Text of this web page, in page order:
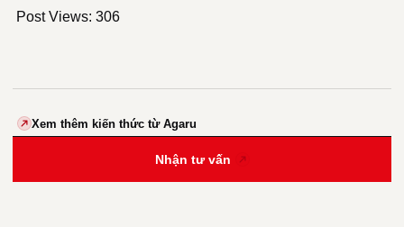
Post Views: 306
Xem thêm kiến thức từ Agaru
Nhận tư vấn